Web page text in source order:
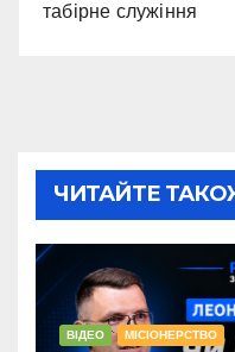
табірне служіння
ЧИТАЙТЕ
ВІДЕО МІСІОНЕРСТВО